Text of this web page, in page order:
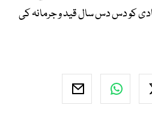
کو دس دس سال قید و جرمانہ کی